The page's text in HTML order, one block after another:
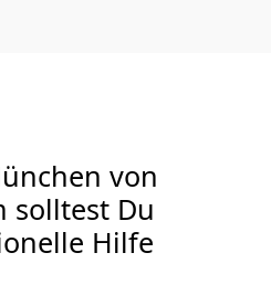
von
solltest Du
Hilfe